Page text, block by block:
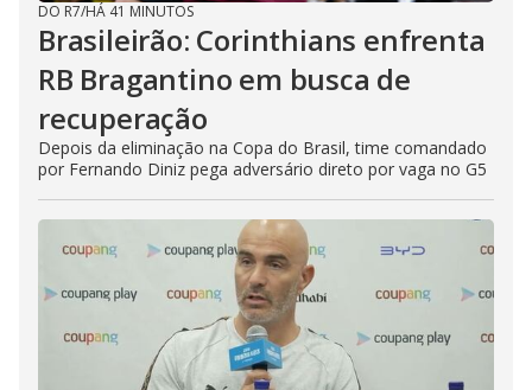
DO R7/HÁ 41 MINUTOS
Brasileirão: Corinthians enfrenta
RB Bragantino em busca de
recuperação
Depois da eliminação na Copa do Brasil, time comandado
por Fernando Diniz pega adversário direto por vaga no G5